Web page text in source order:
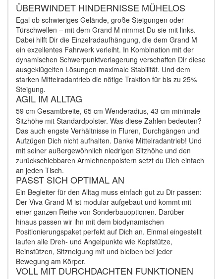
ÜBERWINDET HINDERNISSE MÜHELOS
Egal ob schwieriges Gelände, große Steigungen oder
Türschwellen – mit dem Grand M nimmst Du sie mit links.
Dabei hilft Dir die Einzelradaufhängung, die dem Grand M
ein exzellentes Fahrwerk verleiht. In Kombination mit der
dynamischen Schwerpunktverlagerung verschaffen Dir diese
ausgeklügelten Lösungen maximale Stabilität. Und dem
starken Mittelradantrieb die nötige Traktion für bis zu 25%
Steigung.
AGIL IM ALLTAG
59 cm Gesamtbreite, 65 cm Wenderadius, 43 cm minimale
Sitzhöhe mit Standardpolster. Was diese Zahlen bedeuten?
Das auch engste Verhältnisse in Fluren, Durchgängen und
Aufzügen Dich nicht aufhalten. Danke Mittelradantrieb! Und
mit seiner außergewöhnlich niedrigen Sitzhöhe und den
zurückschiebbaren Armlehnenpolstern setzt du Dich einfach
an jeden Tisch.
PASST SICH OPTIMAL AN
Ein Begleiter für den Alltag muss einfach gut zu Dir passen:
Der Viva Grand M ist modular aufgebaut und kommt mit
einer ganzen Reihe von Sonderbauoptionen. Darüber
hinaus passen wir ihn mit dem biodynamischen
Positionierungspaket perfekt auf Dich an. Einmal eingestellt
laufen alle Dreh- und Angelpunkte wie Kopfstütze,
Beinstützen, Sitzneigung mit und bleiben bei jeder
Bewegung am Körper.
VOLL MIT DURCHDACHTEN FUNKTIONEN